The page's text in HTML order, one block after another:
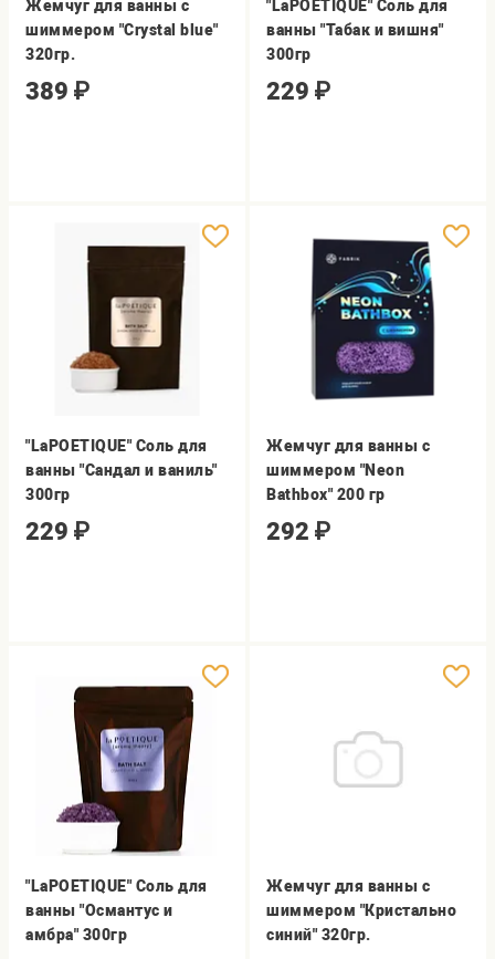
Жемчуг для ванны с
шиммером "Crystal blue"
320гр.
389 ₽
"LaPOETIQUE" Соль для
ванны "Табак и вишня"
300гр
229 ₽
"LaPOETIQUE" Соль для
ванны "Сандал и ваниль"
300гр
229 ₽
Жемчуг для ванны с
шиммером "Neon
Bathbox" 200 гр
292 ₽
"LaPOETIQUE" Соль для
ванны "Османтус и
амбра" 300гр
Жемчуг для ванны с
шиммером "Кристально
синий" 320гр.